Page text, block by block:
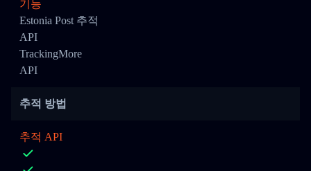
기능
Estonia Post 추적
API
TrackingMore
API
추적 방법
추적 API